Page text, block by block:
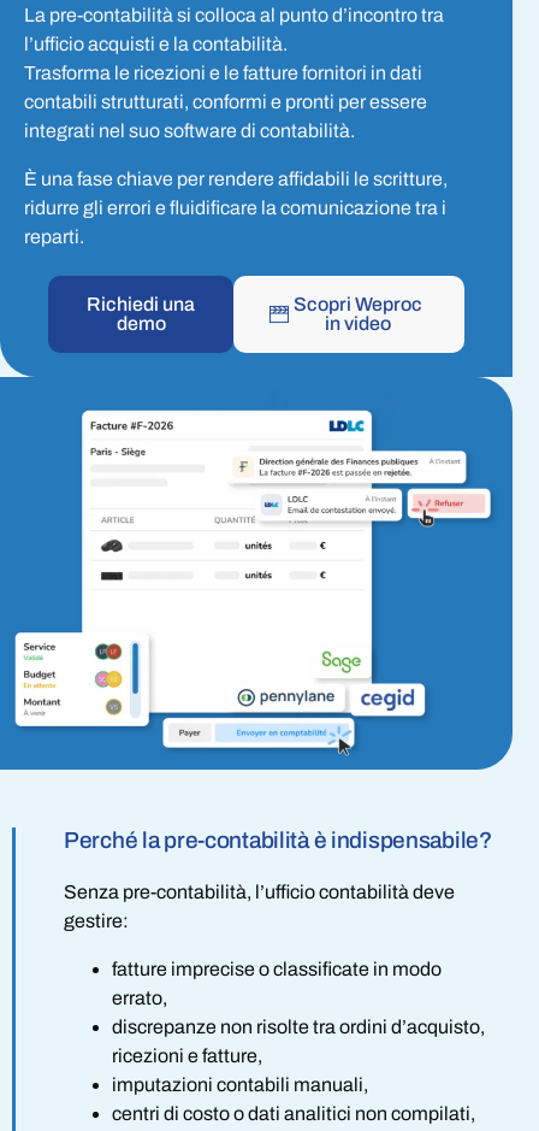
La pre-contabilità si colloca al punto d’incontro tra
l’ufficio acquisti e la contabilità.
Trasforma le ricezioni e le fatture fornitori in dati
contabili strutturati, conformi e pronti per essere
integrati nel suo software di contabilità.
È una fase chiave per rendere affidabili le scritture,
ridurre gli errori e fluidificare la comunicazione tra i
reparti.
Richiedi una
demo
Scopri Weproc
in video
Perché la pre-contabilità è indispensabile?
Senza pre-contabilità, l’ufficio contabilità deve
gestire:
fatture imprecise o classificate in modo
errato,
discrepanze non risolte tra ordini d’acquisto,
ricezioni e fatture,
imputazioni contabili manuali,
centri di costo o dati analitici non compilati,